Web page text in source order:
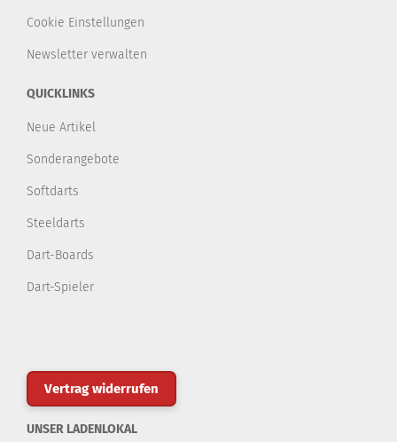
Cookie Einstellungen
Newsletter verwalten
QUICKLINKS
Neue Artikel
Sonderangebote
Softdarts
Steeldarts
Dart-Boards
Dart-Spieler
Vertrag widerrufen
UNSER LADENLOKAL